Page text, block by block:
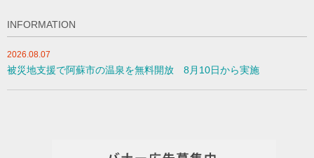
INFORMATION
2026.08.07
被災地支援で阿蘇市の温泉を無料開放 8月10日から実施